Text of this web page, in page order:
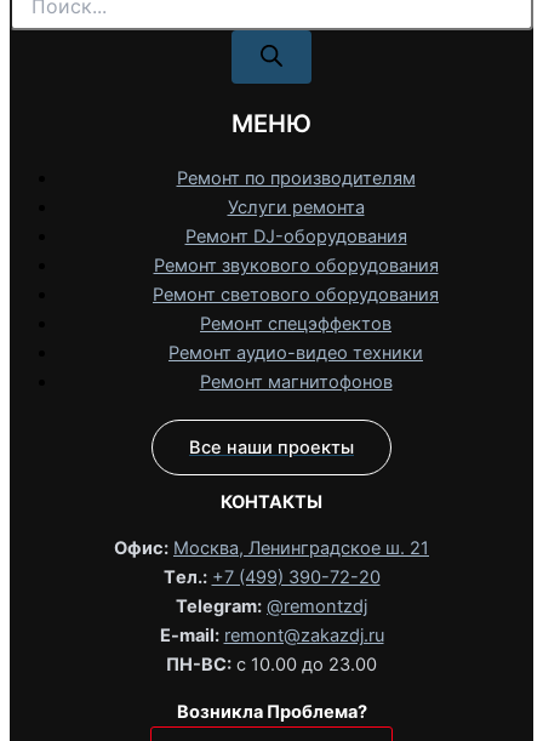
товаров
МЕНЮ
Ремонт по производителям
Услуги ремонта
Ремонт DJ-оборудования
Ремонт звукового оборудования
Ремонт светового оборудования
Ремонт спецэффектов
Ремонт аудио-видео техники
Ремонт магнитофонов
Все наши проекты
КОНТАКТЫ
Офис: Москва, Ленинградское ш. 21
Tел.: +7 (499) 390-72-20
Telegram: @remontzdj‬
E-mail: remont@zakazdj.ru
ПН-ВС: с 10.00 до 23.00
Возникла Проблема?